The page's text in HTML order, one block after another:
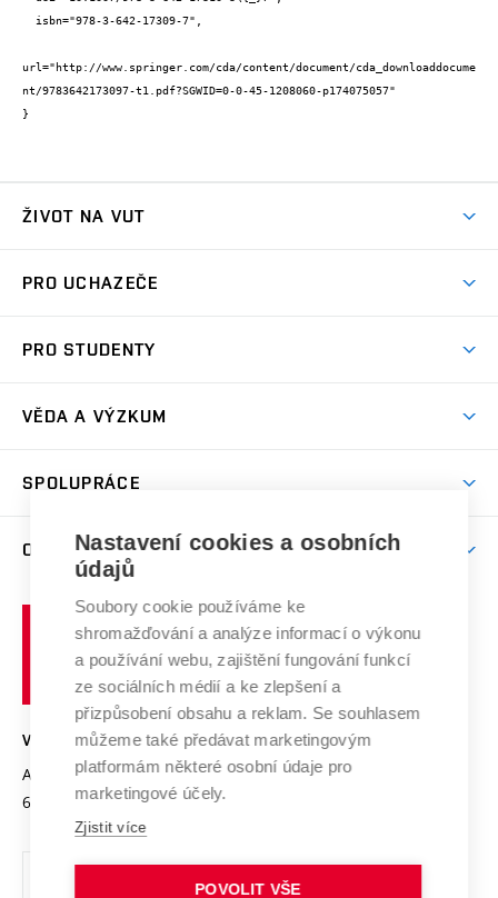
url="http://www.springer.com/cda/content/document/cda_downloaddocume
nt/9783642173097-t1.pdf?SGWID=0-0-45-1208060-p174075057"
}
ŽIVOT NA VUT
Koleje
Sport na VUT
PRO UCHAZEČE
Dny otevřených dveří
Celoživotní vzdělávání
E-přihláška
PRO STUDENTY
Harmonogram akademického roku
Závěrečné práce
Doktorské studium
Zpracování osobních údajů studentů
Sociální bezpečí
Studium bez bariér
Podpora podnikání
VĚDA A VÝZKUM
Mezinárodní vědecká rada
Systém zajišťování kvality výzkumu
Výzkumné infrastruktury
Transfer znalostí
Open Science
Projekty
Projekty ze strukturálních fondů
Specifický výzkum
SPOLUPRÁCE
Firemní spolupráce
Zahraniční spolupráce
Spolupráce se školami
Mezinárodní dohody
Univerzitní sítě
O UNIVERZITĚ
Profil univerzity
Udržitelná univerzita
Podnikavá univerzita / ContriBUTe
Bezpečná univerzita
Vyznamenání
Organizační struktura
Ochrana osobních údajů
učení
technické
Brně
VYSOKÉ UČENÍ TECHNICKÉ V BRNĚ
Antonínská 548/1
602 00 Brno
www.vut.cz
vut@vutbr.cz
Nastavení cookies a osobních
údajů
Soubory cookie používáme ke
shromažďování a analýze informací o výkonu
a používání webu, zajištění fungování funkcí
ze sociálních médií a ke zlepšení a
přizpůsobení obsahu a reklam. Se souhlasem
můžeme také předávat marketingovým
platformám některé osobní údaje pro
marketingové účely.
Zjistit více
POVOLIT VŠE